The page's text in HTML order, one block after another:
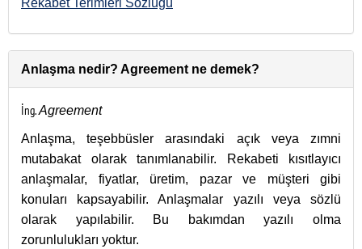
Rekabet Terimleri Sözlüğü
Anlaşma nedir? Agreement ne demek?
İng.Agreement
Anlaşma, teşebbüsler arasındaki açık veya zımni
mutabakat olarak tanımlanabilir. Rekabeti kısıtlayıcı
anlaşmalar, fiyatlar, üretim, pazar ve müşteri gibi
konuları kapsayabilir. Anlaşmalar yazılı veya sözlü
olarak yapılabilir. Bu bakımdan yazılı olma
zorunlulukları yoktur.